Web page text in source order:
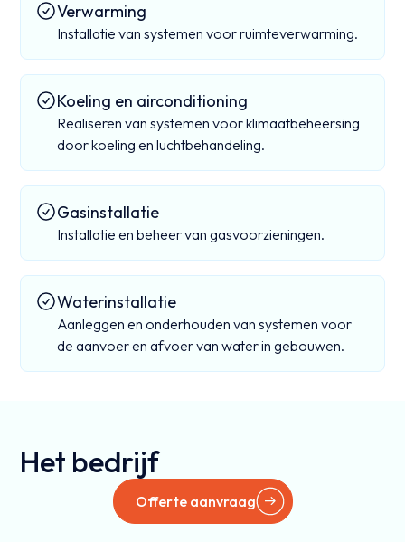
Verwarming
Installatie van systemen voor ruimteverwarming.
Koeling en airconditioning
Realiseren van systemen voor klimaatbeheersing
door koeling en luchtbehandeling.
Gasinstallatie
Installatie en beheer van gasvoorzieningen.
Waterinstallatie
Aanleggen en onderhouden van systemen voor
de aanvoer en afvoer van water in gebouwen.
Het bedrijf
Offerte aanvraag